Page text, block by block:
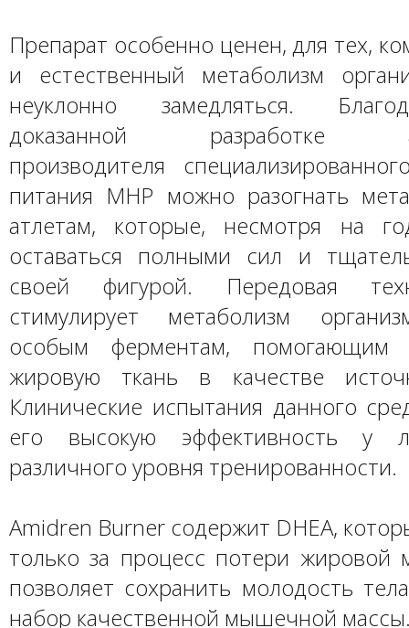
Препарат особенно ценен, для тех,
и естественный метаболизм
неуклонно замедляться.
доказанной разработке
производителя
питания MHP можно разогнать
атлетам, которые, несмотря на
оставаться полными сил и
своей фигурой. Передовая
стимулирует метаболизм
особым ферментам, помогающим
жировую ткань в качестве
Клинические испытания данного
его высокую эффективность у
различного уровня тренированности.
Amidren Burner содержит DHEA,
только за процесс потери жировой
позволяет сохранить молодость
набор качественной мышечной